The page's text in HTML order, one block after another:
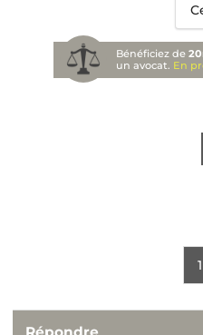
Bénéficiez de
un avocat. En
1